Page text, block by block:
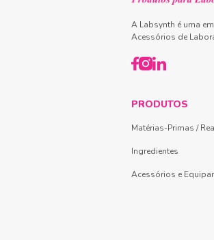
A Labsynth é uma
Acessórios de
PRODUTOS
Matérias-Primas /
Ingredientes
Acessórios e